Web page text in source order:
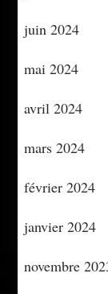
juin 2024
mai 2024
avril 2024
mars 2024
février 2024
janvier 2024
novembre